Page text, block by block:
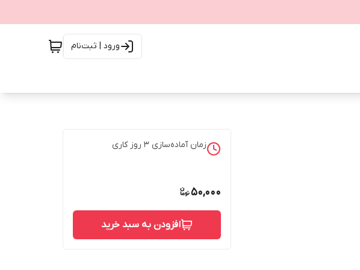
ورود | ثبت‌نام
زمان آماده‌سازی 3 روز کاری
50,000
افزودن به سبد خرید